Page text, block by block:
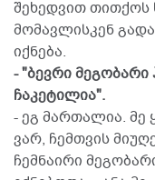
შეხედვით
მომავლისკენ
იქნება.
- "ბევრი მეგობარი
ჩაკეტილია".
- ეგ მართალია. მე
ვარ, ჩემთვის
ჩემნაირი